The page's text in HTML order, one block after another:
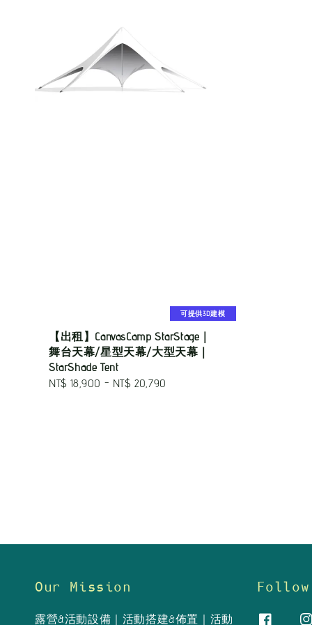
可提供3D建模
【出租】CanvasCamp StarStage｜
舞台天幕/星型天幕/大型天幕｜
StarShade Tent
Regular
NT$ 18,900 - NT$ 20,790
Our Mission
露營&活動設備｜活動搭建&佈置｜活動